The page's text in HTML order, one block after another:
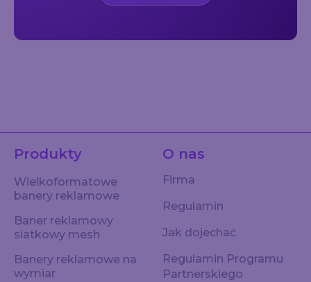
Produkty
Wielkoformatowe
banery reklamowe
Baner reklamowy
siatkowy mesh
Banery reklamowe na
wymiar
O nas
Firma
Regulamin
Jak dojechać
Regulamin Programu
Partnerskiego